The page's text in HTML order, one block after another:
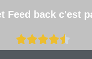
Feed back c'est